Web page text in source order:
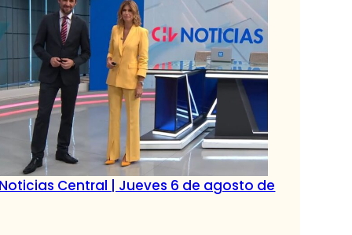
Central | Jueves 6 de agosto de